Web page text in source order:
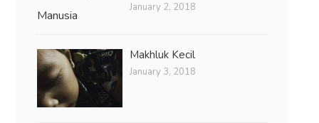
January 2, 2018
Makhluk Kecil
January 3, 2018